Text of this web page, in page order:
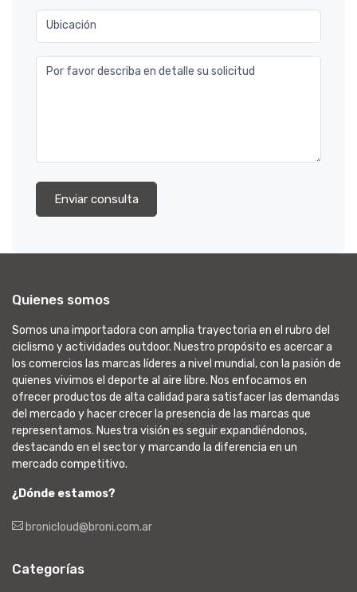
Ubicación
Por favor describa en detalle su solicitud
Enviar consulta
Quienes somos
Somos una importadora con amplia trayectoria en el rubro del
ciclismo y actividades outdoor. Nuestro propósito es acercar a
los comercios las marcas líderes a nivel mundial, con la pasión de
quienes vivimos el deporte al aire libre. Nos enfocamos en
ofrecer productos de alta calidad para satisfacer las demandas
del mercado y hacer crecer la presencia de las marcas que
representamos. Nuestra visión es seguir expandiéndonos,
destacando en el sector y marcando la diferencia en un
mercado competitivo.
¿Dónde estamos?
bronicloud@broni.com.ar
Categorías